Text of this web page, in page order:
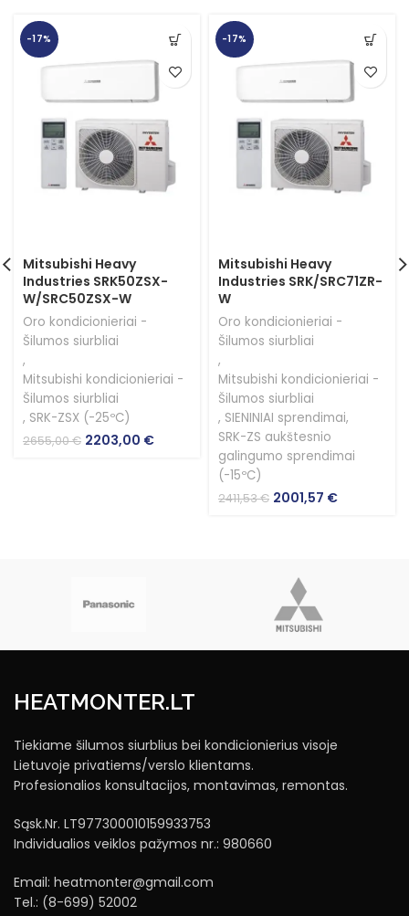
-17%
Mitsubishi Heavy
Industries SRK50ZSX-
W/SRC50ZSX-W
Oro kondicionieriai -
Šilumos siurbliai
,
Mitsubishi kondicionieriai -
Šilumos siurbliai
, SRK-ZSX (-25ºC)
2655,00€ Original
2203,00 €Current
-17%
Mitsubishi Heavy
Industries SRK/SRC71ZR-
W
Oro kondicionieriai -
Šilumos siurbliai
,
Mitsubishi kondicionieriai -
Šilumos siurbliai
, SIENINIAI sprendimai,
SRK-ZS aukštesnio
galingumo sprendimai
(-15ºC)
2411,53€ Original
2001,57 €Current
HEATMONTER.LT
Tiekiame šilumos siurblius bei kondicionierius visoje
Lietuvoje privatiems/verslo klientams.
Profesionalios konsultacijos, montavimas, remontas.
Sąsk.Nr. LT977300010159933753
Individualios veiklos pažymos nr.: 980660
Email: heatmonter@gmail.com
Tel.: (8-699) 52002